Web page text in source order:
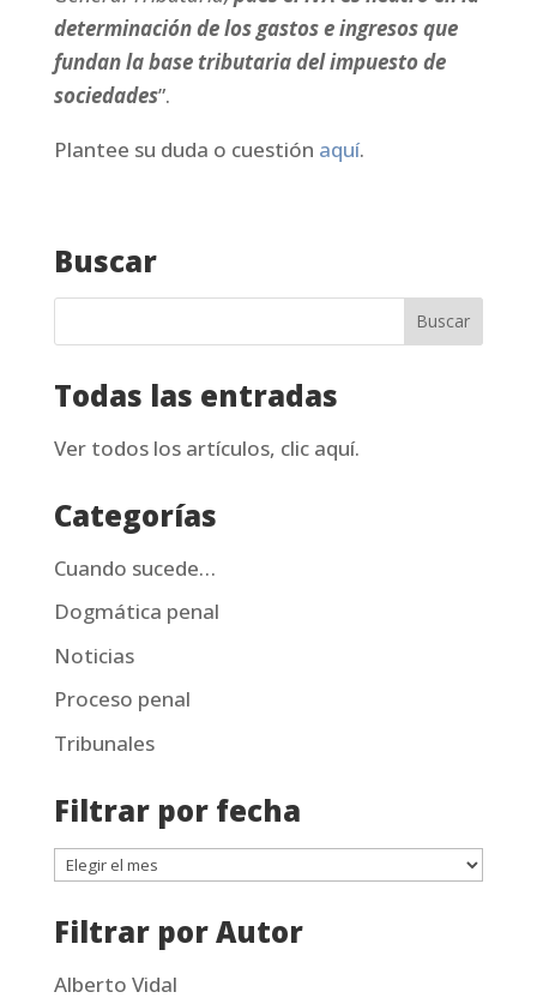
determinación de los gastos e ingresos que
fundan la base tributaria del impuesto de
sociedades”.
Plantee su duda o cuestión aquí.
Buscar
Todas las entradas
Ver todos los artículos, clic aquí.
Categorías
Cuando sucede…
Dogmática penal
Noticias
Proceso penal
Tribunales
Filtrar por fecha
Filtrar
fecha
Filtrar por Autor
Alberto Vidal